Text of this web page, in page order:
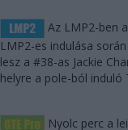
Az LMP2-ben
LMP2-es indulása
lesz a #38-as Jackie
helyre a pole-ból induló
Nyolc perc a